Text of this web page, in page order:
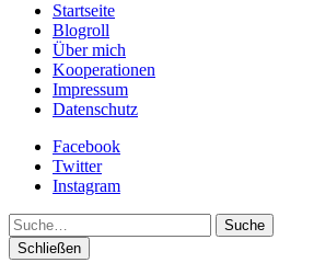
Startseite
Blogroll
Über mich
Kooperationen
Impressum
Datenschutz
Facebook
Twitter
Instagram
Suche
Schließen